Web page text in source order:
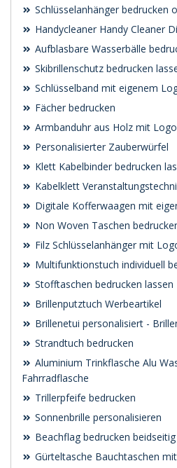
Schlüsselanhänger bedrucken
Handycleaner Handy Cleaner
Aufblasbare Wasserbälle
Skibrillenschutz bedrucken
Schlüsselband mit eigenem
Fächer bedrucken
Armbanduhr aus Holz mit
Personalisierter Zauberwürfel
Klett Kabelbinder bedrucken
Kabelklett
Digitale Kofferwaagen mit
Non Woven Taschen
Filz Schlüsselanhänger mit
Multifunktionstuch individuell
Stofftaschen bedrucken lassen
Brillenputztuch Werbeartikel
Brillenetui personalisiert -
Strandtuch bedrucken
Aluminium Trinkflasche Alu
Fahrradflasche
Trillerpfeife bedrucken
Sonnenbrille personalisieren
Beachflag bedrucken beidseitig
Gürteltasche Bauchtaschen